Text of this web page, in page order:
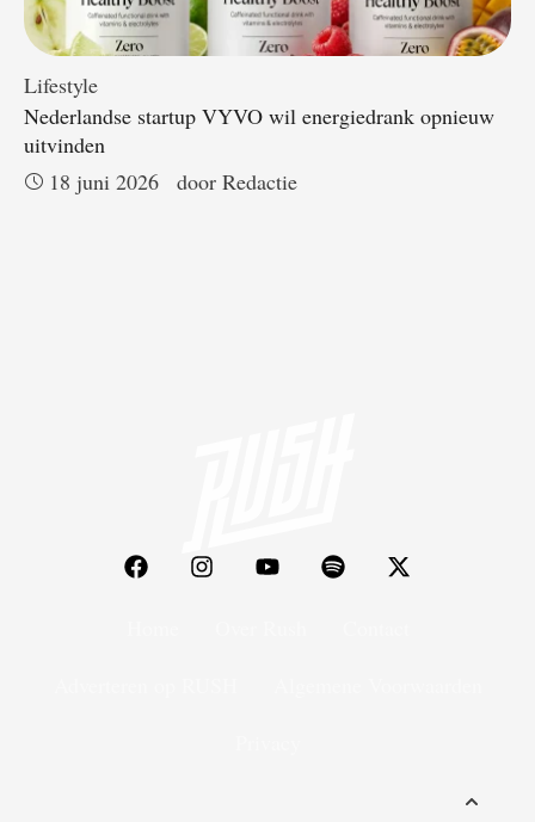
Lifestyle
Nederlandse startup VYVO wil energiedrank opnieuw
uitvinden
18 juni 2026
door Redactie